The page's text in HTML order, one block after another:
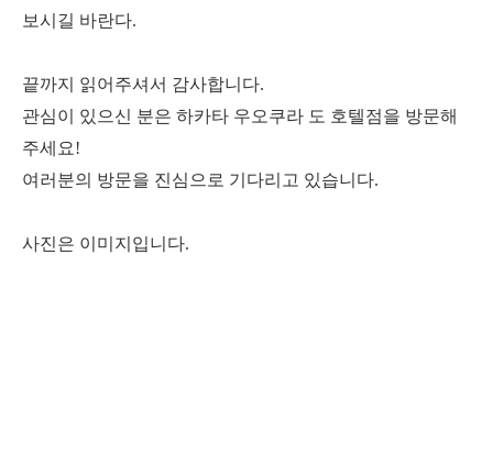
보시길 바란다.
끝까지 읽어주셔서 감사합니다.
관심이 있으신 분은 하카타 우오쿠라 도 호텔점을 방문해
주세요!
여러분의 방문을 진심으로 기다리고 있습니다.
사진은 이미지입니다.